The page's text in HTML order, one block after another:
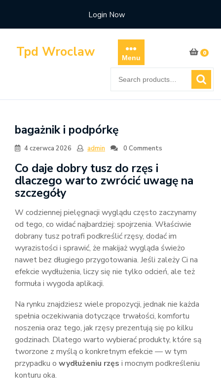
content
Login Now
Tpd Wroclaw Menu
0
for:
bagażnik i podpórkę
4 czerwca 2026 admin 0 Comments
Co daje dobry tusz do rzęs i
dlaczego warto zwrócić uwagę na
szczegóły
W codziennej pielęgnacji wyglądu często zaczynamy
od tego, co widać najbardziej: spojrzenia. Właściwie
dobrany tusz potrafi podkreślić rzęsy, dodać im
wyrazistości i sprawić, że makijaż wygląda świeżo
nawet bez długiego przygotowania. Jeśli zależy Ci na
efekcie wydłużenia, liczy się nie tylko odcień, ale też
formuła i wygoda aplikacji.
Na rynku znajdziesz wiele propozycji, jednak nie każda
spełnia oczekiwania dotyczące trwałości, komfortu
noszenia oraz tego, jak rzęsy prezentują się po kilku
godzinach. Dlatego warto wybierać produkty, które są
tworzone z myślą o konkretnym efekcie — w tym
przypadku o wydłużeniu rzęs i mocnym podkreśleniu
konturu oka.